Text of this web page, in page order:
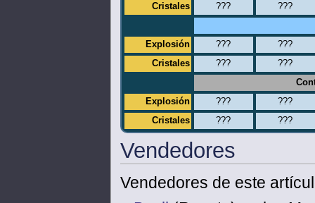
Cristales
??? ???
Explosión ???
???
Cristales
???
???
Explosión
???
???
Cristales
??? ???
Vendedores
Vendedores de este